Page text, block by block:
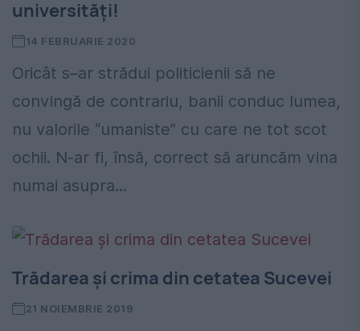
universități!
14 FEBRUARIE 2020
Oricât s–ar strădui politicienii să ne
convingă de contrariu, banii conduc lumea,
nu valorile “umaniste” cu care ne tot scot
ochii. N-ar fi, însă, correct să aruncăm vina
numai asupra...
Trădarea și crima din cetatea Sucevei
21 NOIEMBRIE 2019